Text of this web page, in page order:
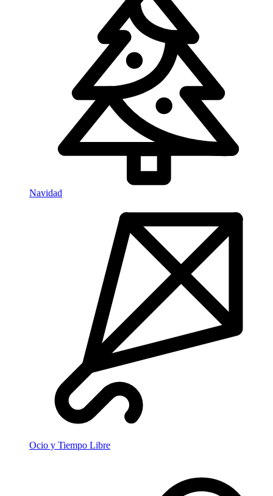
Navidad
Ocio y Tiempo Libre